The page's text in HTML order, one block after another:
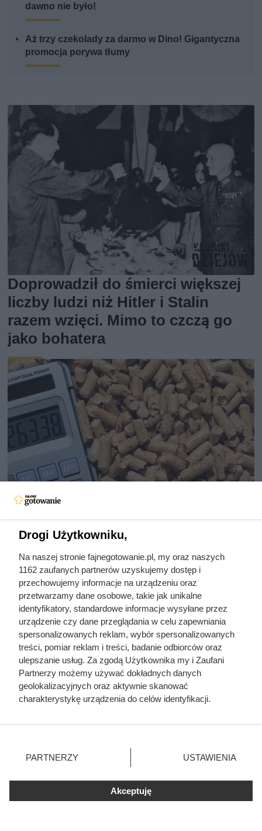
dawno nie było!
Aż trzy czekolady za darmo w Dino! Gigantyczna
promocja porywa tłumy
Doprowadził do śmierci większej
liczby ludzi niż Hitler i Stalin
razem wzięci. Mimo to czczą go
jako bohatera
Na ile naprawdę wystarcza tona
pelletu? Prosty przelicznik dla
domu 140 m²
najwięcej ciepła, a Polacy rzadko
Drogi Użytkowniku,
Na naszej stronie fajnegotowanie.pl, my oraz naszych
1162 zaufanych partnerów uzyskujemy dostęp i
przechowujemy informacje na urządzeniu oraz
przetwarzamy dane osobowe, takie jak unikalne
identyfikatory, standardowe informacje wysyłane przez
urządzenie czy dane przeglądania w celu zapewniania
spersonalizowanych reklam, wybór spersonalizowanych
treści, pomiar reklam i treści, badanie odbiorców oraz
ulepszanie usług. Za zgodą Użytkownika my i Zaufani
Partnerzy możemy używać dokładnych danych
geolokalizacyjnych oraz aktywnie skanować
charakterystykę urządzenia do celów identyfikacji.
zmienić/wycofać klikając przycisk ustawień prywatności
znajdujący się w lewym dolnym rogu strony
rodzaje przetwarzania danych nie wymagają zgody
użytkownika, ale masz prawo sprzeciwić się takiemu
przetwarzaniu. Preferencje będą miały zastosowania tylko
PARTNERZY USTAWIENIA
Akceptuję